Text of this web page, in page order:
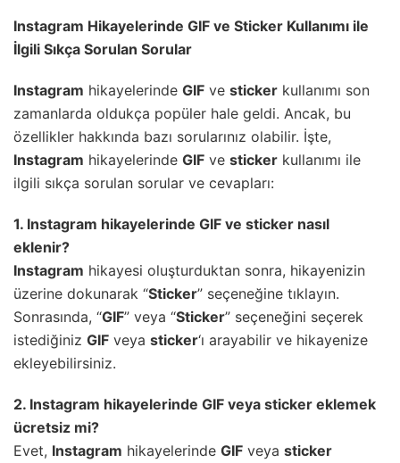
Instagram Hikayelerinde GIF ve Sticker Kullanımı ile
İlgili Sıkça Sorulan Sorular
Instagram hikayelerinde GIF ve sticker kullanımı son
zamanlarda oldukça popüler hale geldi. Ancak, bu
özellikler hakkında bazı sorularınız olabilir. İşte,
Instagram hikayelerinde GIF ve sticker kullanımı ile
ilgili sıkça sorulan sorular ve cevapları:
1. Instagram hikayelerinde GIF ve sticker nasıl
eklenir?
Instagram hikayesi oluşturduktan sonra, hikayenizin
üzerine dokunarak “Sticker” seçeneğine tıklayın.
Sonrasında, “GIF” veya “Sticker” seçeneğini seçerek
istediğiniz GIF veya sticker‘ı arayabilir ve hikayenize
ekleyebilirsiniz.
2. Instagram hikayelerinde GIF veya sticker eklemek
ücretsiz mi?
Evet, Instagram hikayelerinde GIF veya sticker